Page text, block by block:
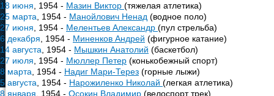
18 июня , 1954 - Мазин Виктор (тяжелая атлетика)
25 марта , 1954 - Манойлович Ненад (водное поло)
27 июня , 1954 - Мелентьев Александр (пул стрельба)
6 декабря , 1954 - Миненков Андрей (фигурное катание)
14 августа , 1954 - Мышкин Анатолий (баскетбол)
27 июля , 1954 - Мюллер Петер (конькобежный спорт)
8 марта , 1954 - Надиг Мари-Терез (горные лыжи)
5 августа , 1954 - Нарожиленко Николай (легкая атлетика)
8 января , 1954 - Осокин Владимир (велоспорт трек)